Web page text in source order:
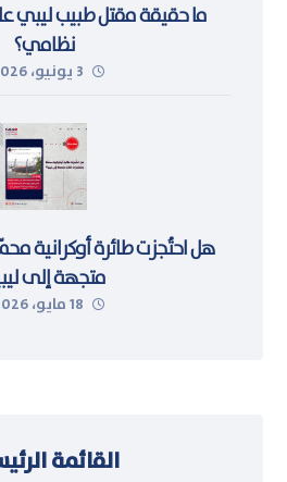
ما حقيقة مقتل طبيب ليبي
نظامي؟
3 يونيو، 2026
هل احتُجزت طائرة أوكرانية
متجهة إلى
18 مايو، 2026
القائمة